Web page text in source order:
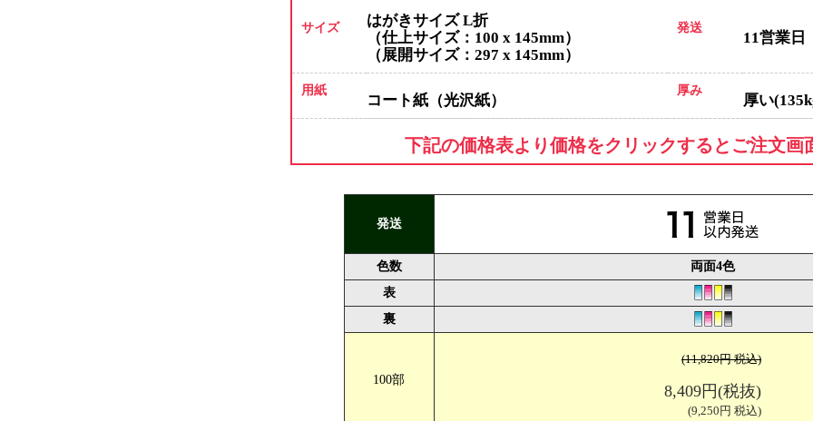
B5サイズ V折 仕上がりサイズ（W182×H257mm) 展開サイズ（W358×H257mm)
A5サイズ V折 仕上がりサイズ（W148×H210mm) 展開サイズ（W290×H210mm)
サイズ
はがきサイズ L折
（仕上サイズ：100 x 145mm）
（展開サイズ：297 x 145mm）
発送
11営業日
用紙
コート紙（光沢紙）
厚み
厚い
下記の価格表より価格をクリックするとご注文画
発送
色数
両面4色
表
裏
100部
(11,820円 税込)
8,409円(税抜)
(9,250円 税込)